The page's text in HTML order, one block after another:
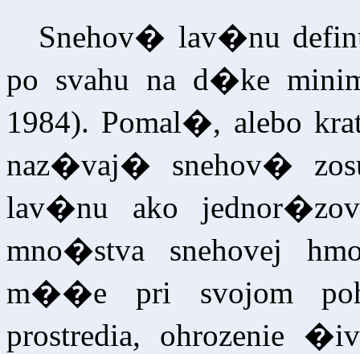
Snehov� lav�nu
po svahu na d�ke
1984). Pomal�, alebo
naz�vaj� snehov�
lav�nu ako
mno�stva snehovej
m��e pri svojom
prostredia, ohrozenie